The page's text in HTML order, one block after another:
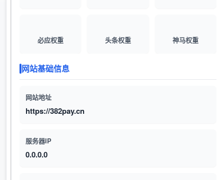
必应权重 头条权重 神马权重
网站基础信息
网站地址
https://382pay.cn
服务器IP
0.0.0.0